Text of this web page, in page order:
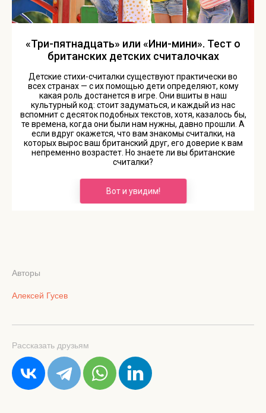
Авторы
Алексей Гусев
Рассказать друзьям